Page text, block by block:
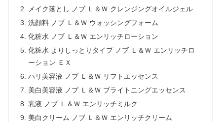
メイク落とし ノブ Ｌ＆Ｗ クレンジングオイルジェル
洗顔料 ノブ Ｌ＆Ｗ ウォッシングフォーム
化粧水 ノブ Ｌ＆Ｗ エンリッチローション
化粧水 よりしっとりタイプ ノブ Ｌ＆Ｗ エンリッチロ
ーション ＥＸ
ハリ美容液 ノブ Ｌ＆Ｗ リフトエッセンス
美白美容液 ノブ Ｌ＆Ｗ ブライトニングエッセンス
乳液 ノブ Ｌ＆Ｗ エンリッチミルク
美白クリーム ノブ Ｌ＆Ｗ エンリッチクリーム